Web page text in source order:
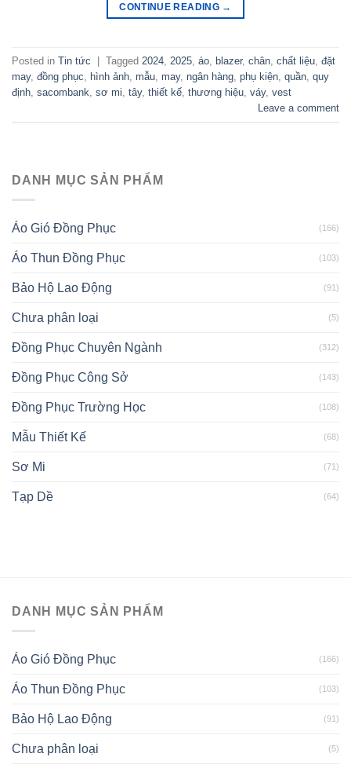
CONTINUE READING →
Posted in Tin tức Tagged 2024 2025 áo blazer, chân chất liệu đặt
may, đồng phục hình ảnh mẫu may, ngân hàng phụ kiện quần quy
định sacombank sơ mi tây, thiết kế thương hiệu váy, vest
Leave a comment
DANH MỤC SẢN PHẨM
Áo Gió Đồng Phục (166)
Áo Thun Đồng Phục (103)
Bảo Hộ Lao Động (91)
Chưa phân loại (5)
Đồng Phục Chuyên Ngành (312)
Đồng Phục Công Sở (143)
Đồng Phục Trường Học (108)
Mẫu Thiết Kế (68)
Sơ Mi (71)
Tạp Dề (64)
DANH MỤC SẢN PHẨM
Áo Gió Đồng Phục (166)
Áo Thun Đồng Phục (103)
Bảo Hộ Lao Động (91)
Chưa phân loại (5)